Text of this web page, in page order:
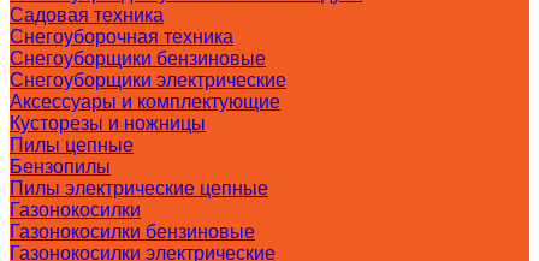
Садовая техника
Снегоуборочная техника
Снегоуборщики бензиновые
Снегоуборщики электрические
Аксессуары и комплектующие
Кусторезы и ножницы
Пилы цепные
Бензопилы
Пилы электрические цепные
Газонокосилки
Газонокосилки бензиновые
Газонокосилки электрические